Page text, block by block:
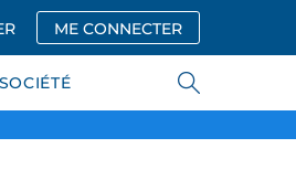
ME CONNECTER